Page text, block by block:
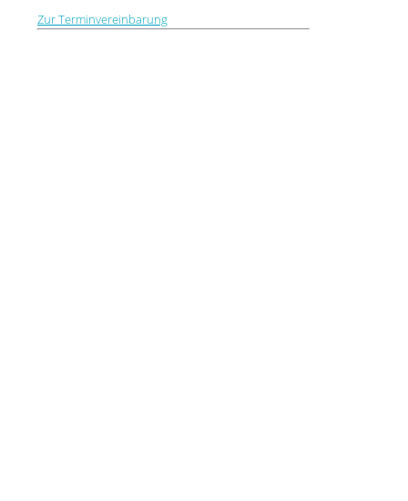
Zur Terminvereinbarung